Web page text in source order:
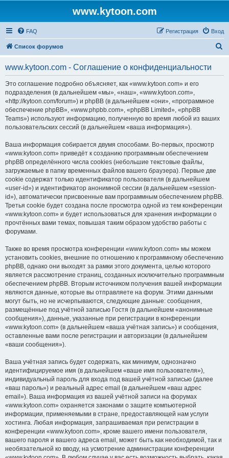
www.kytoon.com
FAQ Вход
Регистрация
Список форумов
www.kytoon.com - Соглашение о конфиденциальности
Это соглашение подробно объясняет, как «www.kytoon.com» и его
подразделения (в дальнейшем «мы», «наш», «www.kytoon.com»,
«http://kytoon.com/forum») и phpBB (в дальнейшем «они», «программное
обеспечение phpBB», «www.phpbb.com», «phpBB Limited», «phpBB
Teams») используют информацию, полученную во время любой из ваших
пользовательских сессий (в дальнейшем «ваша информация»).
Ваша информация собирается двумя способами. Во-первых, просмотр
«www.kytoon.com» приведёт к созданию программным обеспечением
phpBB определённого числа cookies (небольшие текстовые файлы,
загружаемые в папку временных файлов вашего браузера). Первые две
cookie содержат только идентификатор пользователя (в дальнейшем
«user-id») и идентификатор анонимной сессии (в дальнейшем «session-
id»), автоматически присвоенные вам программным обеспечением phpBB.
Третья cookie будет создана после просмотра одной из тем конференции
«www.kytoon.com» и будет использоваться для хранения информации о
прочтённых вами темах, повышая таким образом удобство работы с
форумами.
Также во время просмотра конференции «www.kytoon.com» мы можем
установить cookies, внешние по отношению к программному обеспечению
phpBB, однако они выходят за рамки этого документа, целью которого
является рассмотрение страниц, созданных исключительно программным
обеспечением phpBB. Вторым источником получения вашей информации
являются данные, которые вы отправляете на форум. Этими данными
могут быть, но не исчерпываются, следующие данные: сообщения,
размещённые под учётной записью Гостя (в дальнейшем «анонимные
сообщения»), данные, указанные при регистрации в конференции
«www.kytoon.com» (в дальнейшем «ваша учётная запись») и сообщения,
оставленные вами после регистрации и авторизации (в дальнейшем
«ваши сообщения»).
Ваша учётная запись будет содержать, как минимум, однозначно
идентифицируемое имя (в дальнейшем «ваше имя пользователя»),
индивидуальный пароль для входа под вашей учётной записью (далее
«ваш пароль») и реальный адрес email (в дальнейшем «ваш адрес
email»). Ваша информация из вашей учётной записи на форумах
«www.kytoon.com» охраняется законами о защите компьютерной
информации, применяемыми в стране, предоставляющей нам услуги
хостинга. Любая информация, запрашиваемая при регистрации в
конференции «www.kytoon.com», кроме вашего имени пользователя,
вашего пароля и вашего адреса email, может быть как необходимой, так и
необязательной ко вводу, на усмотрение администрации конференции